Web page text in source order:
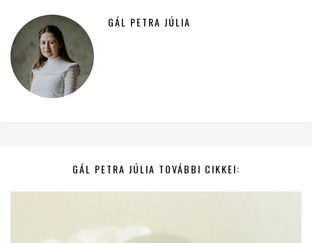
GÁL PETRA JÚLIA
GÁL PETRA JÚLIA TOVÁBBI CIKKEI: